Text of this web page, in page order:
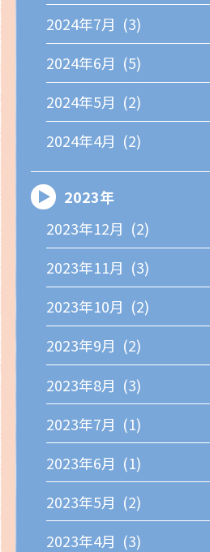
2024年7月 (3)
2024年6月 (5)
2024年5月 (2)
2024年4月 (2)
2023年
2023年12月 (2)
2023年11月 (3)
2023年10月 (2)
2023年9月 (2)
2023年8月 (3)
2023年7月 (1)
2023年6月 (1)
2023年5月 (2)
2023年4月 (3)